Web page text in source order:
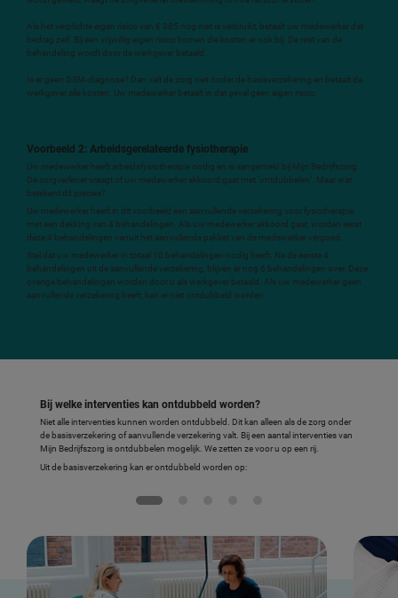
Als het verplichte eigen risico van € 385 nog niet is verbruikt, betaalt uw medewerker dat
bedrag zelf. Bij een vrijwillig eigen risico komen die kosten er ook bij. De rest van de
behandeling wordt door de werkgever betaald.
Is er geen DSM-diagnose? Dan valt de zorg niet onder de basisverzekering en betaalt de
werkgever alle kosten. Uw medewerker betaalt in dat geval geen eigen risico.
Voorbeeld 2: Arbeidsgerelateerde fysiotherapie
Uw medewerker heeft arbeidsfysiotherapie nodig en is aangemeld bij Mijn Bedrijfszorg.
De zorgverlener vraagt of uw medewerker akkoord gaat met ‘ontdubbelen’. Maar wat
betekent dit precies?
Uw medewerker heeft in dit voorbeeld een aanvullende verzekering voor fysiotherapie,
met een dekking van 4 behandelingen. Als uw medewerker akkoord gaat, worden eerst
deze 4 behandelingen vanuit het aanvullende pakket van de medewerker vergoed.
Stel dat uw medewerker in totaal 10 behandelingen nodig heeft. Na de eerste 4
behandelingen uit de aanvullende verzekering, blijven er nog 6 behandelingen over. Deze
overige behandelingen worden door u als werkgever betaald. Als uw medewerker geen
aanvullende verzekering heeft, kan er niet ontdubbeld worden.
Bij welke interventies kan ontdubbeld worden?
Niet alle interventies kunnen worden ontdubbeld. Dit kan alleen als de zorg onder
de basisverzekering of aanvullende verzekering valt. Bij een aantal interventies van
Mijn Bedrijfszorg is ontdubbelen mogelijk. We zetten ze voor u op een rij.
Uit de basisverzekering kan er ontdubbeld worden op: